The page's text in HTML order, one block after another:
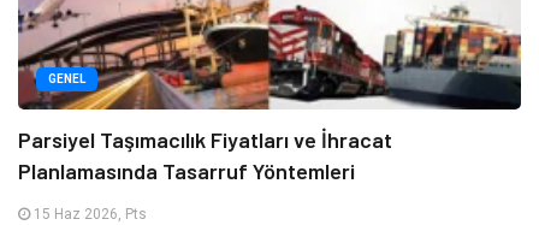
GENEL
Parsiyel Taşımacılık Fiyatları ve İhracat
Planlamasında Tasarruf Yöntemleri
15 Haz 2026, Pts